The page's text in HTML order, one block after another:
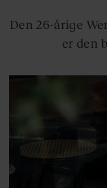
Den 26-årige
er den